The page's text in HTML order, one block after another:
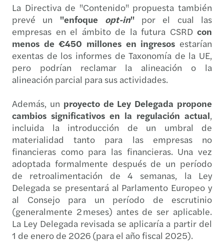
La Directiva de "Contenido" propuesta también
prevé un "enfoque opt-in"por el cual las
empresas en el ámbito de la futura CSRD con
menos de €450 millones en ingresos estarían
exentas de los informes de Taxonomía de la UE,
pero podrían reclamar la alineación o la
alineación parcial para sus actividades.
Además, un proyecto de Ley Delegada propone
cambios significativos en la regulación actual,
incluida la introducción de un umbral de
materialidad tanto para las empresas no
financieras como para las financieras. Una vez
adoptada formalmente después de un período
de retroalimentación de 4 semanas, la Ley
Delegada se presentará al Parlamento Europeo y
al Consejo para un período de escrutinio
(generalmente 2 meses) antes de ser aplicable.
La Ley Delegada revisada se aplicaría a partir del
1 de enero de 2026 (para el año fiscal 2025).